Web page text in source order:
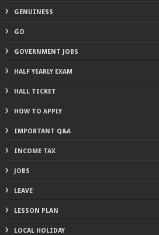
GENUINESS
GO
GOVERNMENT JOBS
HALF YEARLY EXAM
HALL TICKET
HOW TO APPLY
IMPORTANT Q&A
INCOME TAX
JOBS
LEAVE
LESSON PLAN
LOCAL HOLIDAY